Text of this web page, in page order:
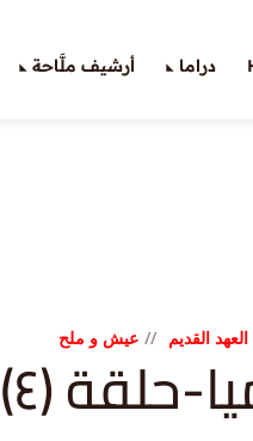
دراما أرشيف ملَّاحة
العهد القديم عيش و ملح
(٤): لئلا أريعك